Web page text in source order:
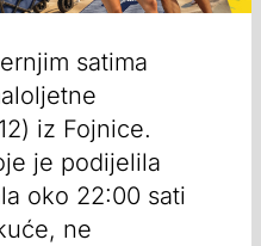
satima
iz Fojnice.
je podijelila
oko 22:00 sati
ne